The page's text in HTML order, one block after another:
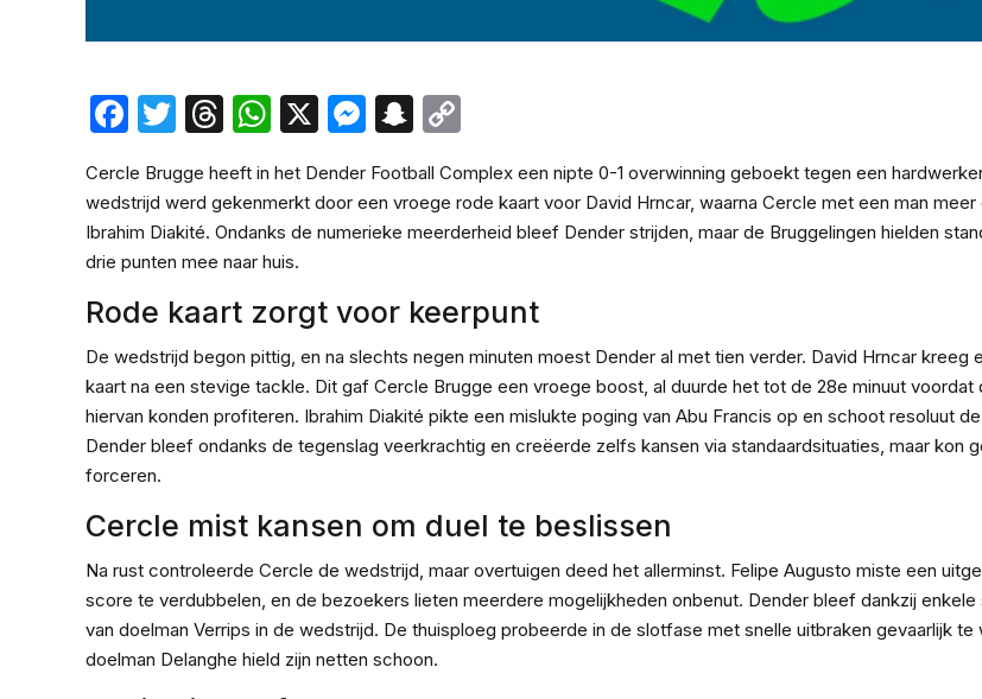
Facebook
Twitter
Threads
WhatsApp
X Messenger
Snapchat
Cercle Brugge heeft in het Dender Football Complex een nipte 0-1 overwinning geboekt tegen een
wedstrijd werd gekenmerkt door een vroege rode kaart voor David Hrncar, waarna Cercle met een man meer
Ibrahim Diakité. Ondanks de numerieke meerderheid bleef Dender strijden, maar de Bruggelingen hielden
drie punten mee naar huis.
Rode kaart zorgt voor keerpunt
De wedstrijd begon pittig, en na slechts negen minuten moest Dender al met tien verder. David Hrncar kreeg
kaart na een stevige tackle. Dit gaf Cercle Brugge een vroege boost, al duurde het tot de 28e minuut voordat
hiervan konden profiteren. Ibrahim Diakité pikte een mislukte poging van Abu Francis op en schoot resoluut de
Dender bleef ondanks de tegenslag veerkrachtig en creëerde zelfs kansen via standaardsituaties, maar kon
forceren.
Cercle mist kansen om duel te beslissen
Na rust controleerde Cercle de wedstrijd, maar overtuigen deed het allerminst. Felipe Augusto miste een
score te verdubbelen, en de bezoekers lieten meerdere mogelijkheden onbenut. Dender bleef dankzij enkele
van doelman Verrips in de wedstrijd. De thuisploeg probeerde in de slotfase met snelle uitbraken gevaarlijk te
doelman Delanghe hield zijn netten schoon.